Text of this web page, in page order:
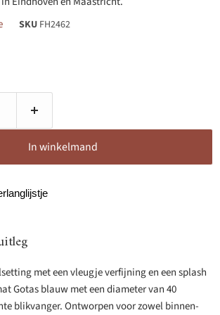
SKU FH2462
In winkelmand
met een vleugje verfijning en een splash
Gotas blauw met een diameter van 40
blikvanger. Ontworpen voor zowel binnen-